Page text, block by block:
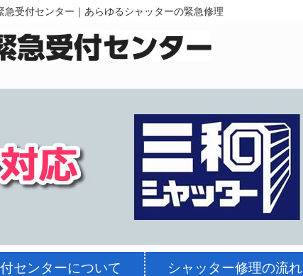
受付センター｜あらゆるシャッターの緊急修理
センターについて シャッター修理の流れ